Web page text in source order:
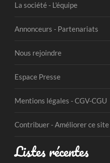
La société - L'équipe
Annonceurs - Partenariats
Nous rejoindre
Espace Presse
Mentions légales - CGV-CGU
Contribuer - Améliorer ce site
Listes récentes